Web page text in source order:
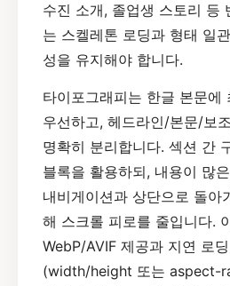
수진 소개, 졸업생 스토리 등
는 스켈레톤 로딩과 형태 일
성을 유지해야 합니다.
타이포그래피는 한글 본문에
우선하고, 헤드라인/본문/보
명확히 분리합니다. 섹션 간
블록을 활용하되, 내용이 많
내비게이션과 상단으로 돌아
해 스크롤 피로를 줄입니다.
WebP/AVIF 제공과 지연 로
(width/height 또는 aspect-